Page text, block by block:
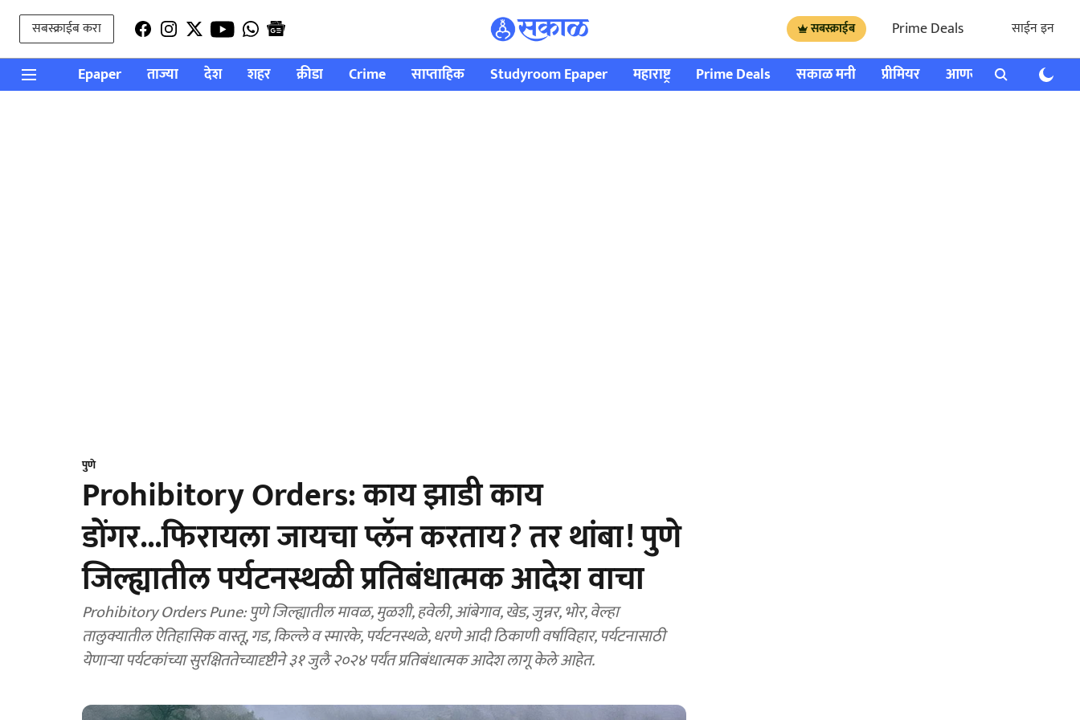
सबस्क्राईब करा सबस्क्राईब Prime Deals साईन इन
Epaper ताज्या देश शहर क्रीडा Crime साप्ताहिक Studyroom Epaper महाराष्ट्र Prime Deals सकाळ मनी प्रीमियर आणखी राशी भविष्य
पुणे
Prohibitory Orders: काय झाडी काय
डोंगर...फिरायला जायचा प्लॅन करताय? तर थांबा! पुणे
जिल्ह्यातील पर्यटनस्थळी प्रतिबंधात्मक आदेश वाचा
Prohibitory Orders Pune: पुणे जिल्ह्यातील मावळ, मुळशी, हवेली, आंबेगाव, खेड, जुन्नर, भोर, वेल्हा
तालुक्यातील ऐतिहासिक वास्तू, गड, किल्ले व स्मारके, पर्यटनस्थळे, धरणे आदी ठिकाणी वर्षाविहार, पर्यटनासाठी
येणाऱ्या पर्यटकांच्या सुरक्षिततेच्यादृष्टीने ३१ जुलै २०२४ पर्यंत प्रतिबंधात्मक आदेश लागू केले आहेत.